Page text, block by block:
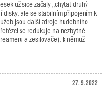
už sice začaly „chytat druhý
disky, ale se stabilním připojením k
jsou další zdroje hudebního
se redukuje na nezbytné
a zesilovače), k němuž
27. 9. 2022